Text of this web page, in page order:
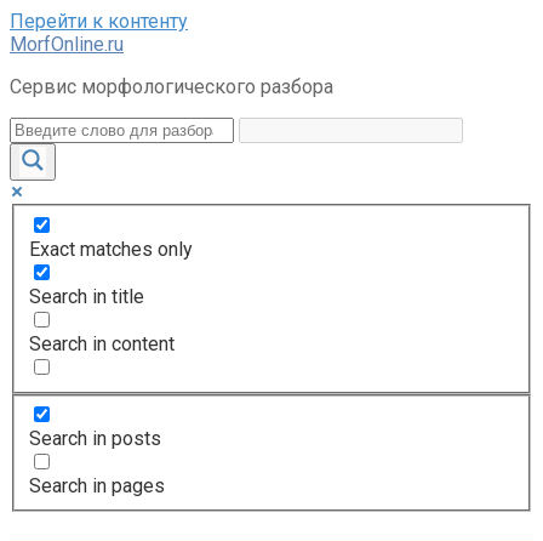
Перейти к контенту
MorfOnline.ru
Сервис морфологического разбора
Exact matches only
Search in title
Search in content
Search in posts
Search in pages